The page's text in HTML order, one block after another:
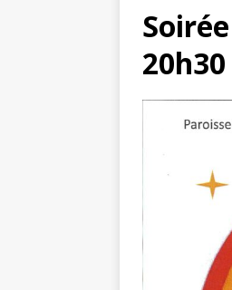
20h30